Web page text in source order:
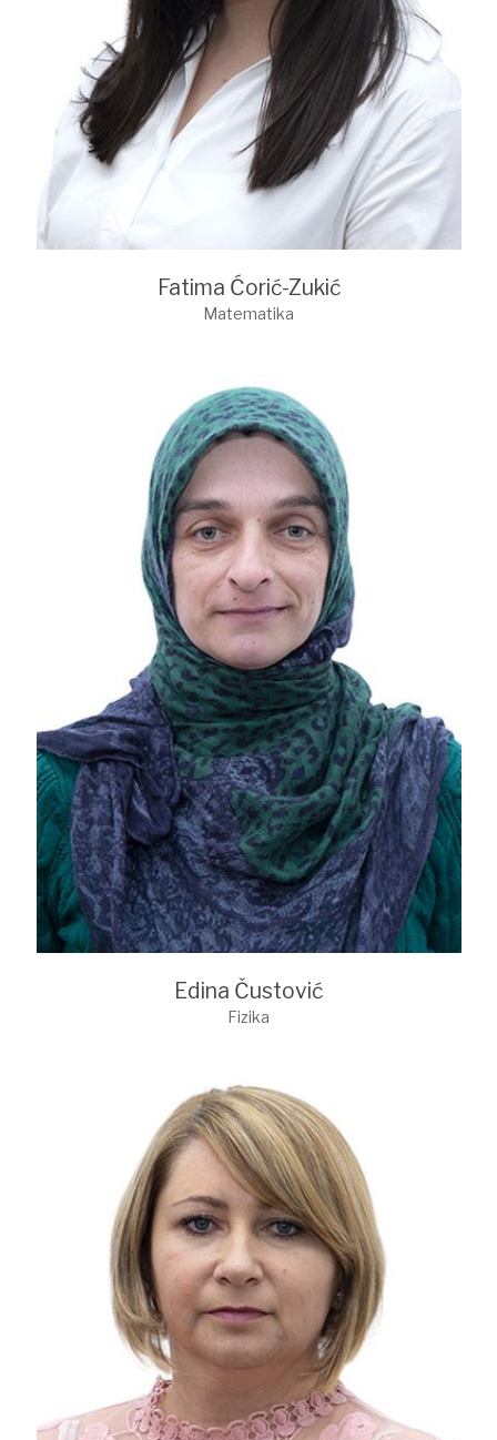
Fatima Ćorić-Zukić
Matematika
Edina Čustović
Fizika